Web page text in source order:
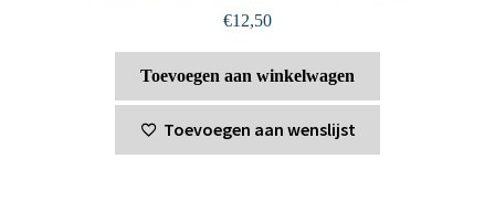
€12,50
Toevoegen aan winkelwagen
Toevoegen aan wenslijst